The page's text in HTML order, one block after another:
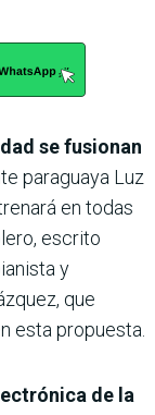
se fusionan
paraguaya Luz
en todas
escrito
y
que
esta propuesta.
de la